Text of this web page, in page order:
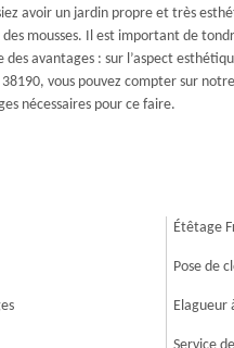
avoir un jardin propre et très
mousses. Il est important de
avantages : sur l’aspect
vous pouvez compter sur
nécessaires pour ce faire.
Étêtage
Pose de
Elagueur